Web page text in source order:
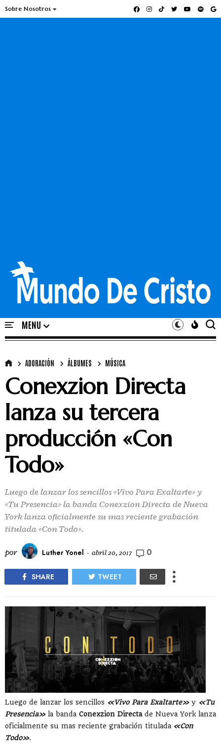
Sobre Nosotros
ADORACIÓN ÁLBUMES MÚSICA
Conexzion Directa
lanza su tercera
producción «Con
Todo»
Luego de lanzar los sencillos «Vivo Para Exaltarte» y
«Tu Presencia» la banda Conexzion Directa de Nueva
York lanza oficialmente su mas reciente grabación
titulada «Con Todo».
por Luther Yonel - abril 20, 2017 0
SHARE TWEET
Luego de lanzar los sencillos «Vivo Para Exaltarte»y «Tu
Presencia»la banda Conexzion Directade Nueva York lanza
oficialmente su mas reciente grabación titulada «Con
Todo».